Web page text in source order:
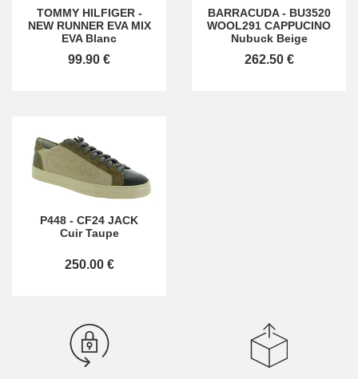
TOMMY HILFIGER-
NEW RUNNER EVA MIX
EVA Blanc
99.90 €
BARRACUDA- BU3520
WOOL291 CAPPUCINO
Nubuck Beige
262.50 €
P448 - CF24 JACK
Cuir Taupe
250.00 €